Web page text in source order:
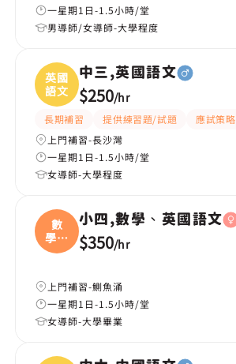
一星期1日-1.5小時/堂
男導師/女導師-大學程度
英國
語文
中三,英國語文
$250/hr
長期補習 提供練習題/試題 應試策略
上門補習-長沙灣
一星期1日-1.5小時/堂
女導師-大學程度
數
學、
英國
小四,數學、英國語文
$350/hr
上門補習-鰂魚涌
一星期1日-1.5小時/堂
女導師-大學畢業